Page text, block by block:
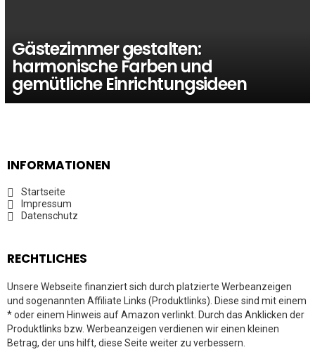
Gästezimmer gestalten:
harmonische Farben und
gemütliche Einrichtungsideen
INFORMATIONEN
Startseite
Impressum
Datenschutz
RECHTLICHES
Unsere Webseite finanziert sich durch platzierte Werbeanzeigen
und sogenannten Affiliate Links (Produktlinks). Diese sind mit einem
* oder einem Hinweis auf Amazon verlinkt. Durch das Anklicken der
Produktlinks bzw. Werbeanzeigen verdienen wir einen kleinen
Betrag, der uns hilft, diese Seite weiter zu verbessern.